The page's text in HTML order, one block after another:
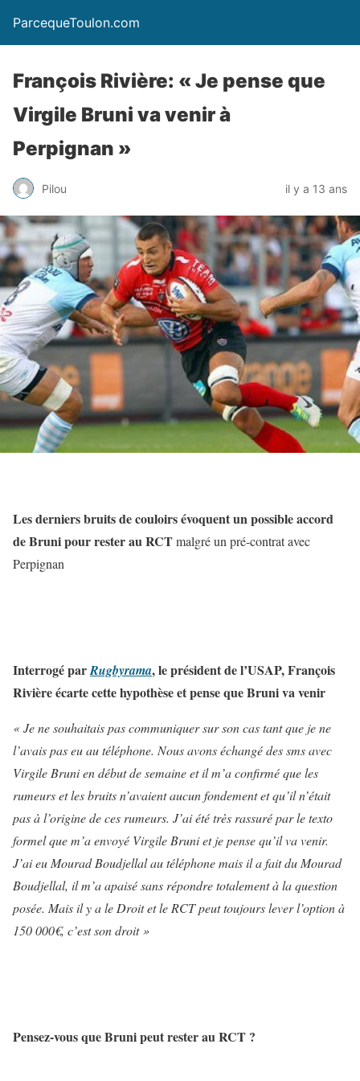
ParcequeToulon.com
François Rivière: « Je pense que
Virgile Bruni va venir à
Perpignan »
Pilou il y a 13 ans
Les derniers bruits de couloirs évoquent un possible accord
de Bruni pour rester au RCTmalgré un pré-contrat avec
Perpignan
Interrogé parRugbyrama, le président de l’USAP, François
Rivière écarte cette hypothèse et pense que Bruni va venir
« Je ne souhaitais pas communiquer sur son cas tant que je ne
l’avais pas eu au téléphone. Nous avons échangé des sms avec
Virgile Bruni en début de semaine et il m’a confirmé que les
rumeurs et les bruits n’avaient aucun fondement et qu’il n’était
pas à l’origine de ces rumeurs. J’ai été très rassuré par le texto
formel que m’a envoyé Virgile Bruni et je pense qu’il va venir.
J’ai eu Mourad Boudjellal au téléphone mais il a fait du Mourad
Boudjellal, il m’a apaisé sans répondre totalement à la question
posée. Mais il y a le Droit et le RCT peut toujours lever l’option à
150 000€, c’est son droit »
Pensez-vous que Bruni peut rester au RCT ?